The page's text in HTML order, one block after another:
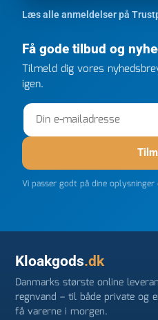
kunne overholde en 2
ringede onsdag kl 16, og
efter kl 6.45! Kan slet ikke
gang jeg skal bruge noget,
FØRST. De varmeste
Læs alle anmeldelser på
Få gode tilbud og
Tilmeld dig vores
igen.
Vi passer godt på dine
Kloakgods.dk
Danmarks største online
regnvand – til både private og
få varerne i morgen.